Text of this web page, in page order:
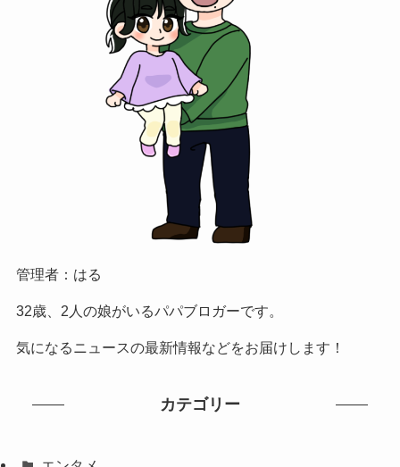
管理者：はる
32歳、2人の娘がいるパパブロガーです。
気になるニュースの最新情報などをお届けします！
カテゴリー